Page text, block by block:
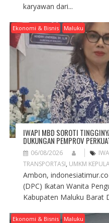
karyawan dari...
Ekonomi & Bisnis Maluku
IWAPI MBD SOROTI
DUKUNGAN PEMPROV
06/08/2026
TRANSPORTASI, UMKM
Ambon,
(DPC) Ikatan Wanita
Kabupaten Maluku Barat
Ekonomi & Bisnis Maluku